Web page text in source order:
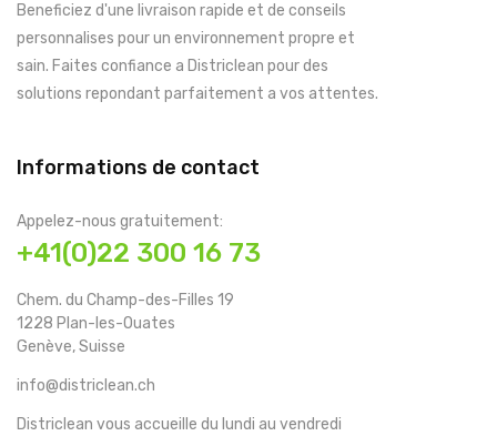
Beneficiez d'une livraison rapide et de conseils
personnalises pour un environnement propre et
sain. Faites confiance a Districlean pour des
solutions repondant parfaitement a vos attentes.
Informations de contact
Appelez-nous gratuitement:
+41(0)22 300 16 73
Chem. du Champ-des-Filles 19
1228 Plan-les-Ouates
Genève, Suisse
info@districlean.ch
Districlean vous accueille du lundi au vendredi